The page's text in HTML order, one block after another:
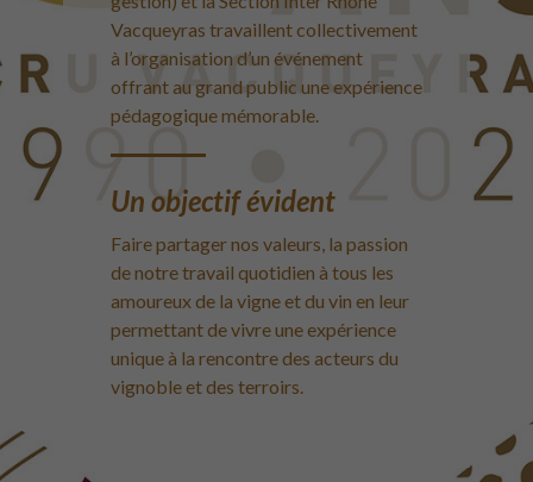
Vacqueyras travaillent collectivement
à l’organisation d’un événement
offrant au grand public une expérience
pédagogique mémorable.
Un objectif évident
Faire partager nos valeurs, la passion
de notre travail quotidien à tous les
amoureux de la vigne et du vin en leur
permettant de vivre une expérience
unique à la rencontre des acteurs du
vignoble et des terroirs.